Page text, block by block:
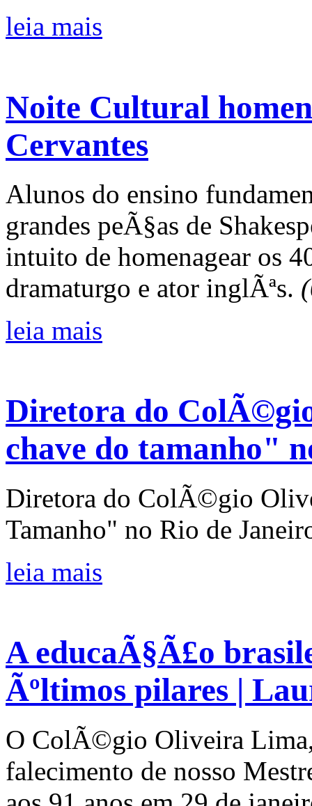
leia mais
Noite Cultural
Cervantes
Alunos do ensino
grandes peÃ§as de
intuito de homenagear os
dramaturgo e ator inglÃªs.
leia mais
Diretora do
chave do tamanho"
Diretora do ColÃ©gio
Tamanho" no Rio de
leia mais
A educaÃ§Ã£o
Ãºltimos pilares |
O ColÃ©gio Oliveira
falecimento de nosso